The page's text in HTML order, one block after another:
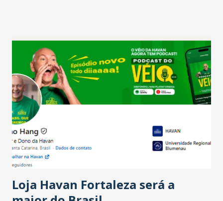
confraternizações de fim de ano e pelo pagamento do 13º
Salário para um número maior de trabalhadores, já que o
país tem a menor taxa de desemprego dos anos recentes.
Ainda segundo a Pesquisa, em novembro de 2025, 40% dos
bares e restaurantes operaram com lucro e outros 40%
registraram equilíbrio financeiro. Já o percentual de
estabelecimentos no prejuízo ficou em 19%, pouco abaixo
do observado no mês anterior. Outros 1% não existiam em
novembro. Em relação a outubro, o faturamento também
cresceu. De acordo com a pesquisa, 44% dos n...
Loja Havan Fortaleza será a